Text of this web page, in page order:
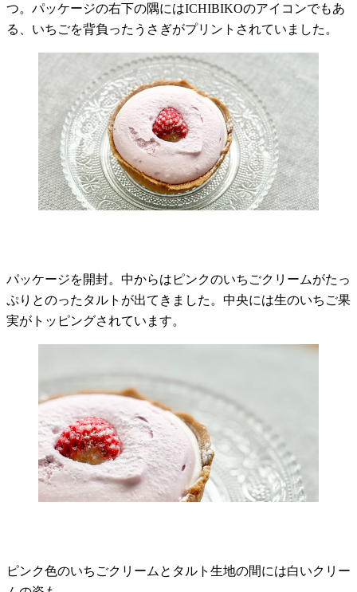
つ。パッケージの右下の隅にはICHIBIKOのアイコンでもあ
る、いちごを背負ったうさぎがプリントされていました。
パッケージを開封。中からはピンクのいちごクリームがたっ
ぷりとのったタルトが出てきました。中央には生のいちご果
実がトッピングされています。
ピンク色のいちごクリームとタルト生地の間には白いクリー